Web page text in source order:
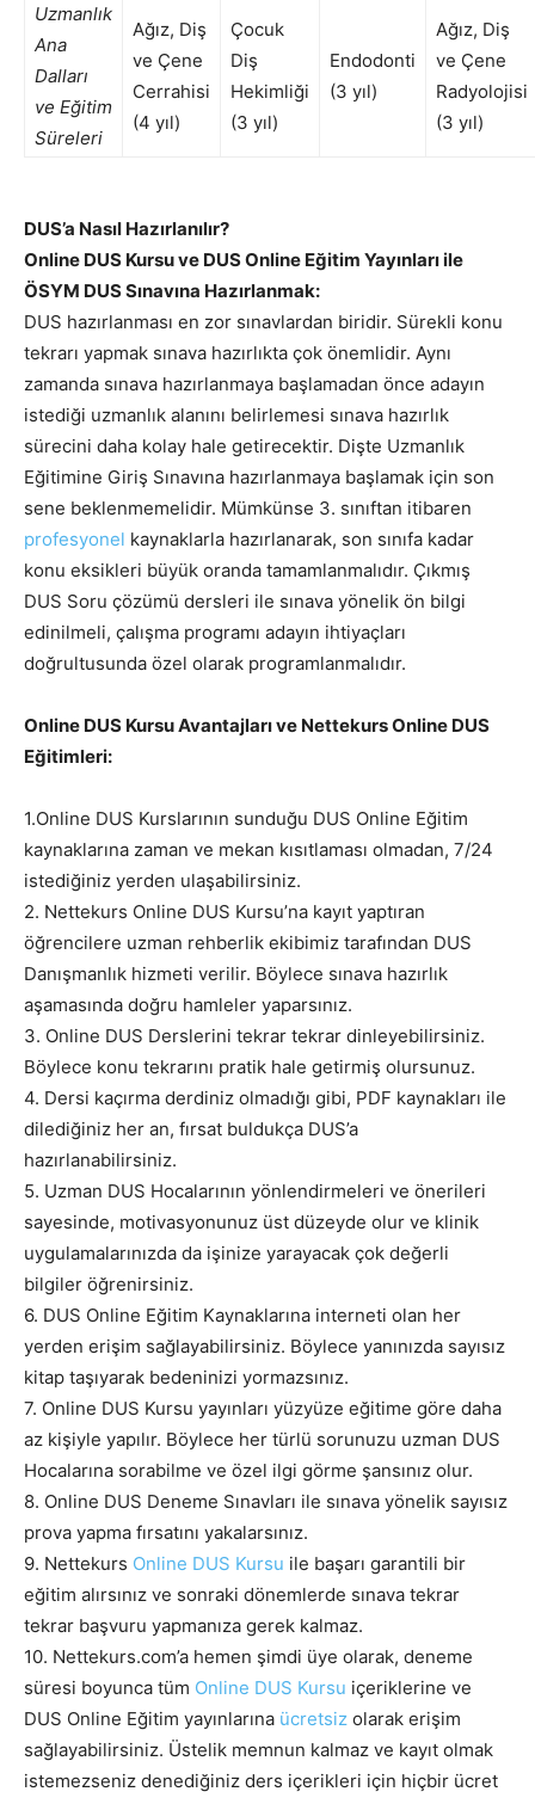
Uzmanlık
Ana
Dalları
ve Eğitim
Süreleri
Ağız, Diş
ve Çene
Cerrahisi
(4 yıl)
Çocuk
Diş
Hekimliği
(3 yıl)
Endodonti
(3 yıl)
Ağız, Diş
ve Çene
Radyolojisi
(3 yıl)
DUS’a Nasıl Hazırlanılır?
Online DUS Kursu ve DUS Online Eğitim Yayınları ile
ÖSYM DUS Sınavına Hazırlanmak:
DUS hazırlanması en zor sınavlardan biridir. Sürekli konu
tekrarı yapmak sınava hazırlıkta çok önemlidir. Aynı
zamanda sınava hazırlanmaya başlamadan önce adayın
istediği uzmanlık alanını belirlemesi sınava hazırlık
sürecini daha kolay hale getirecektir. Dişte Uzmanlık
Eğitimine Giriş Sınavına hazırlanmaya başlamak için son
sene beklenmemelidir. Mümkünse 3. sınıftan itibaren
profesyonel kaynaklarla hazırlanarak, son sınıfa kadar
konu eksikleri büyük oranda tamamlanmalıdır. Çıkmış
DUS Soru çözümü dersleri ile sınava yönelik ön bilgi
edinilmeli, çalışma programı adayın ihtiyaçları
doğrultusunda özel olarak programlanmalıdır.
Online DUS Kursu Avantajları ve Nettekurs Online DUS
Eğitimleri:
1.Online DUS Kurslarının sunduğu DUS Online Eğitim
kaynaklarına zaman ve mekan kısıtlaması olmadan, 7/24
istediğiniz yerden ulaşabilirsiniz.
2. Nettekurs Online DUS Kursu’na kayıt yaptıran
öğrencilere uzman rehberlik ekibimiz tarafından DUS
Danışmanlık hizmeti verilir. Böylece sınava hazırlık
aşamasında doğru hamleler yaparsınız.
3. Online DUS Derslerini tekrar tekrar dinleyebilirsiniz.
Böylece konu tekrarını pratik hale getirmiş olursunuz.
4. Dersi kaçırma derdiniz olmadığı gibi, PDF kaynakları ile
dilediğiniz her an, fırsat buldukça DUS’a
hazırlanabilirsiniz.
5. Uzman DUS Hocalarının yönlendirmeleri ve önerileri
sayesinde, motivasyonunuz üst düzeyde olur ve klinik
uygulamalarınızda da işinize yarayacak çok değerli
bilgiler öğrenirsiniz.
6. DUS Online Eğitim Kaynaklarına interneti olan her
yerden erişim sağlayabilirsiniz. Böylece yanınızda sayısız
kitap taşıyarak bedeninizi yormazsınız.
7. Online DUS Kursu yayınları yüzyüze eğitime göre daha
az kişiyle yapılır. Böylece her türlü sorunuzu uzman DUS
Hocalarına sorabilme ve özel ilgi görme şansınız olur.
8. Online DUS Deneme Sınavları ile sınava yönelik sayısız
prova yapma fırsatını yakalarsınız.
9. Nettekurs Online DUS Kursu ile başarı garantili bir
eğitim alırsınız ve sonraki dönemlerde sınava tekrar
tekrar başvuru yapmanıza gerek kalmaz.
10. Nettekurs.com’a hemen şimdi üye olarak, deneme
süresi boyunca tüm Online DUS Kursu içeriklerine ve
DUS Online Eğitim yayınlarına ücretsiz olarak erişim
sağlayabilirsiniz. Üstelik memnun kalmaz ve kayıt olmak
istemezseniz denediğiniz ders içerikleri için hiçbir ücret